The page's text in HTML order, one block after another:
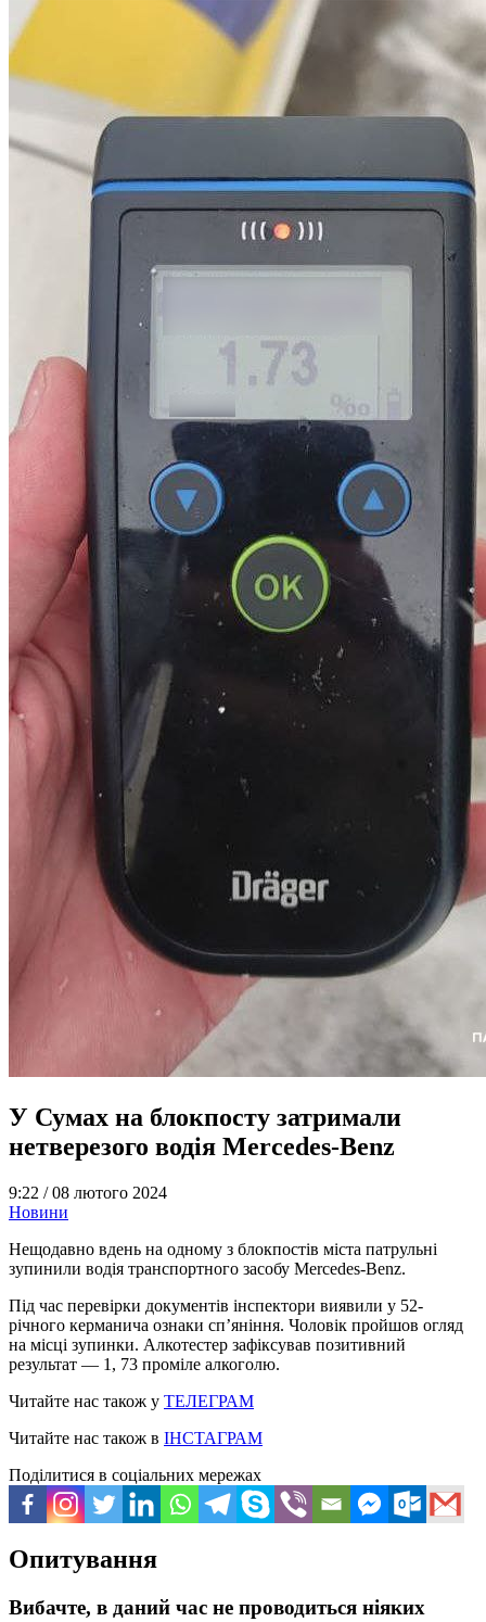
У Сумах на блокпосту затримали
нетверезого водія Mercedes-Benz
9:22 /08 лютого 2024
Новини
Нещодавно вдень на одному з блокпостів міста патрульні
зупинили водія транспортного засобу Mercedes-Benz.
Під час перевірки документів інспектори виявили у 52-
річного керманича ознаки сп’яніння. Чоловік пройшов огляд
на місці зупинки. Алкотестер зафіксував позитивний
результат — 1, 73 проміле алкоголю.
Читайте нас також у ТЕЛЕГРАМ
Читайте нас також в ІНСТАГРАМ
Поділитися в соціальних мережах
Опитування
Вибачте, в даний час не проводиться ніяких